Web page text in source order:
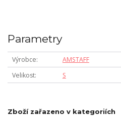
Parametry
Výrobce
AMSTAFF
Velikost
S
Zboží zařazeno v kategoriích